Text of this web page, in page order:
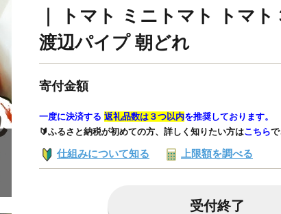
｜ トマト ミニトマト トマ
渡辺パイプ 朝どれ
寄付金額
一度に決済する 返礼品数は３つ以内を推奨しております。
🔰ふるさと納税が初めての方、詳しく知りたい方はこちらで
仕組みについて知る 上限額を調べる
受付終了